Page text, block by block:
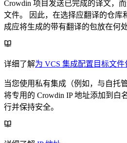
Crowdin 项目发送已完成的译文，
文件。 因此，在选择应翻译的仓库
成应将生成的带有翻译的包放在何处
详细了解为 VCS 集成配置目标文件
当您使用私有集成（例如，与自托
将专用的 Crowdin IP 地址添加到白
行并保持安全。